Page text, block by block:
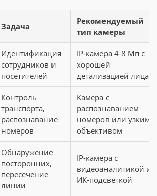
Задача
Рекомендуемый
тип камеры
Идентификация
сотрудников и
посетителей
IP-камера 4-8 Мп с
хорошей
детализацией лица
Контроль
транспорта,
распознавание
номеров
Камера с
распознаванием
номеров или узким
объективом
Обнаружение
посторонних,
пересечение
линии
IP-камера с
видеоаналитикой и
ИК-подсветкой